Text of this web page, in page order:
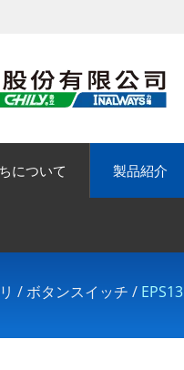
について 製品紹介
/ボタンスイッチ / EPS13